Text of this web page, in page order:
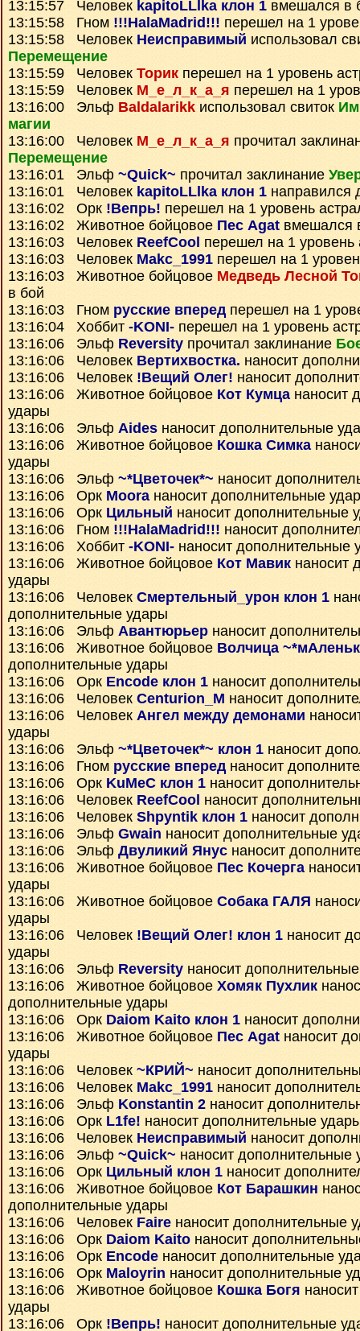
13:15:57 Человек kapitoLLlka клон 1 вмешался в
13:15:58 Гном !!!HalaMadrid!!! перешел на 1
13:15:58 Человек Неисправимый использовал
Перемещение
13:15:59 Человек Торик перешел на 1 уровень
13:15:59 Человек М_е_л_к_а_я перешел на 1
13:16:00 Эльф Baldalarikk использовал свиток
магии
13:16:00 Человек М_е_л_к_а_я прочитал
Перемещение
13:16:01 Эльф ~Quick~ прочитал заклинание
13:16:01 Человек kapitoLLlka клон 1 направился
13:16:02 Орк !Вепрь! перешел на 1 уровень
13:16:02 Животное бойцовое Пес Agat вмешался
13:16:03 Человек ReefCool перешел на 1 уровень
13:16:03 Человек Makc_1991 перешел на 1
13:16:03 Животное бойцовое Медведь Лесной
в бой
13:16:03 Гном русские впередперешел на 1
13:16:04 Хоббит -KONI- перешел на 1 уровень
13:16:06 Эльф Reversity прочитал заклинание
13:16:06 Человек Вертихвостка. наносит
13:16:06 Человек !Вещий Олег! наносит
13:16:06 Животное бойцовое Кот Кумцананосит
удары
13:16:06 Эльф Aides наносит дополнительные
13:16:06 Животное бойцовое Кошка Симка
удары
13:16:06 Эльф ~*Цветочек*~ наносит
13:16:06 Орк Mooraнаносит дополнительные
13:16:06 Орк Цильный наносит дополнительные
13:16:06 Гном !!!HalaMadrid!!! наносит
13:16:06 Хоббит -KONI- наносит дополнительные
13:16:06 Животное бойцовое Кот Мавик наносит
удары
13:16:06 Человек Смертельный_урон клон 1
дополнительные удары
13:16:06 Эльф Авантюрьер наносит
13:16:06 Животное бойцовое Волчица
дополнительные удары
13:16:06 Орк Encode клон 1 наносит
13:16:06 Человек Centurion_M наносит
13:16:06 Человек Ангел между демонами
удары
13:16:06 Эльф ~*Цветочек*~ клон 1 наносит
13:16:06 Гном русские впереднаносит
13:16:06 Орк KuMeC клон 1 наносит
13:16:06 Человек ReefCool наносит
13:16:06 Человек Shpyntik клон 1 наносит
13:16:06 Эльф Gwain наносит дополнительные
13:16:06 Эльф Двуликий Янус наносит
13:16:06 Животное бойцовое Пес Кочерга
удары
13:16:06 Животное бойцовое Собака ГАЛЯ
удары
13:16:06 Человек !Вещий Олег! клон 1 наносит
удары
13:16:06 Эльф Reversity наносит
13:16:06 Животное бойцовое Хомяк Пухлик
дополнительные удары
13:16:06 Орк Daiom Kaito клон 1 наносит
13:16:06 Животное бойцовое Пес Agat наносит
удары
13:16:06 Человек ~КРИЙ~ наносит
13:16:06 Человек Makc_1991 наносит
13:16:06 Эльф Konstantin 2 наносит
13:16:06 Орк L1fe! наносит дополнительные
13:16:06 Человек Неисправимый наносит
13:16:06 Эльф ~Quick~ наносит дополнительные
13:16:06 Орк Цильный клон 1 наносит
13:16:06 Животное бойцовое Кот Барашкин
дополнительные удары
13:16:06 Человек Faire наносит дополнительные
13:16:06 Орк Daiom Kaito наносит
13:16:06 Орк Encode наносит дополнительные
13:16:06 Орк Maloyrin наносит дополнительные
13:16:06 Животное бойцовое Кошка Богя
удары
13:16:06 Орк !Вепрь! наносит дополнительные